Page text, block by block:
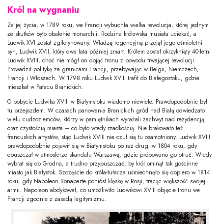
Król na wygnaniu
Za jej życia, w 1789 roku, we Francji wybuchła wielka rewolucja, której jednym
ze skutków było obalenie monarchii. Rodzina królewska musiała uciekać, a
Ludwik XVI został zgilotynowany. Władzę regencyjną przejął jego ośmioletni
syn, Ludwik XVII, który dwa lata później zmarł. Królem został okrzyknięty 40-letni
Ludwik XVIII, choć nie mógł on objąć tronu z powodu trwającej rewolucji.
Prowadził politykę za granicami Francji, przebywając w Belgii, Niemczech,
Francji i Włoszech. W 1798 roku Ludwik XVIII trafił do Białegostoku, gdzie
mieszkał w Pałacu Branickich.
O pobycie Ludwika XVIII w Białymstoku wiadomo niewiele. Prawdopodobnie był
tu przejazdem. W czasach panowania Branickich gród nad Białą odwiedzało
wielu cudzoziemców, którzy w pamiętnikach wyrażali zachwyt nad rezydencją
oraz czystością miasta – co było wtedy rzadkością. Nie brakowało też
francuskich artystów, stąd Ludwik XVIII nie czuł się tu osamotniony. Ludwik XVIII
prawdopodobnie pojawił się w Białymstoku po raz drugi w 1804 roku, gdy
opuszczał w atmosferze skandalu Warszawę, gdzie próbowano go otruć. Wtedy
wybrał się do Grodna, a trudno przypuszczać, by król ominął tak gościnne
miasto jak Białystok. Szczęście do króla-tułacza uśmiechnęło się dopiero w 1814
roku, gdy Napoleon Bonaparte poniósł klęskę w Rosji, tracąc większość swojej
armii. Napoleon abdykował, co umożliwiło Ludwikowi XVIII objęcie tronu we
Francji zgodnie z zasadą legitymizmu.